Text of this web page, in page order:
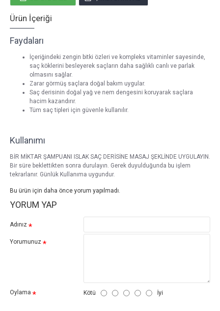
Ürün İçeriği
Faydaları
İçeriğindeki zengin bitki özleri ve kompleks vitaminler sayesinde,
saç köklerini besleyerek saçların daha sağlıklı canlı ve parlak
olmasını sağlar.
Zarar görmüş saçlara doğal bakım uygular.
Saç derisinin doğal yağ ve nem dengesini koruyarak saçlara
hacim kazandırır.
Tüm saç tipleri için güvenle kullanılır.
Kullanımı
BİR MİKTAR ŞAMPUANI ISLAK SAÇ DERİSİNE MASAJ ŞEKLİNDE UYGULAYIN.
Bir süre beklettikten sonra durulayın. Gerek duyulduğunda bu işlem
tekrarlanır. Günlük Kullanıma uygundur.
Bu ürün için daha önce yorum yapılmadı.
YORUM YAP
Adınız
Yorumunuz
Oylama Kötü İyi